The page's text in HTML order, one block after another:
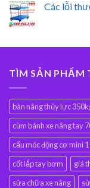
Các lỗi
TÌM SẢN PHẨM
bàn nâng thủy lực
cùm bánh xe nâng tay
cẩu móc động cơ mini 1
cốt lắp tay bơm
giá
sửa chữa xe nâng